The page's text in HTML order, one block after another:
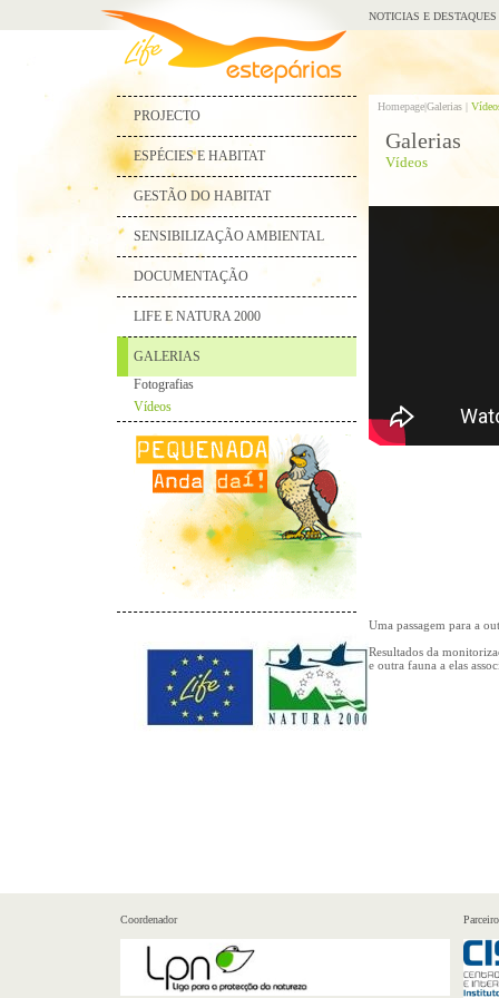
PROJECTO
ESPÉCIES E HABITAT
GESTÃO DO HABITAT
SENSIBILIZAÇÃO AMBIENTAL
DOCUMENTAÇÃO
LIFE E NATURA 2000
GALERIAS
Fotografias
Vídeos
NOTICIAS E DESTAQUES
Homepage|Galerias |
Galerias
Vídeos
Uma passagem para a
Resultados da
e outra fauna a elas
Coordenador